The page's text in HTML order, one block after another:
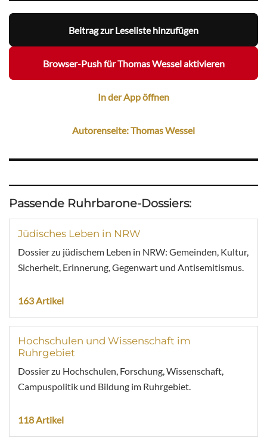
Beitrag zur Leseliste hinzufügen
Browser-Push für Thomas Wessel aktivieren
In der App öffnen
Autorenseite: Thomas Wessel
Passende Ruhrbarone-Dossiers:
Jüdisches Leben in NRW
Dossier zu jüdischem Leben in NRW: Gemeinden, Kultur,
Sicherheit, Erinnerung, Gegenwart und Antisemitismus.
163 Artikel
Hochschulen und Wissenschaft im
Ruhrgebiet
Dossier zu Hochschulen, Forschung, Wissenschaft,
Campuspolitik und Bildung im Ruhrgebiet.
118 Artikel